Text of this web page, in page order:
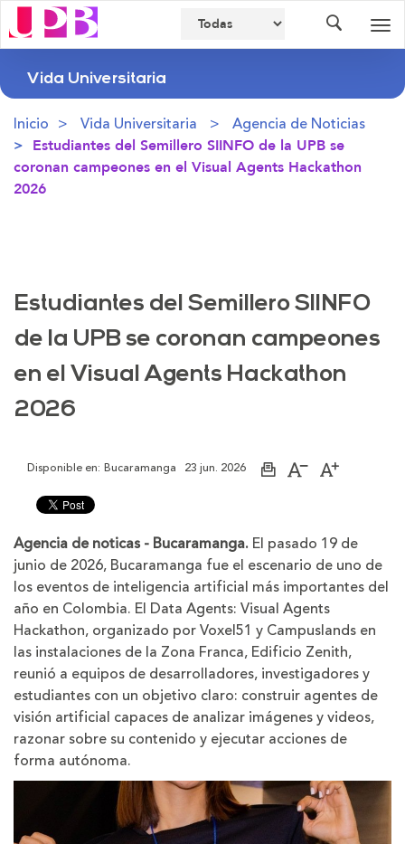
Vida Universitaria
Inicio Vida Universitaria Agencia de Noticias
Estudiantes del Semillero SIINFO de la UPB se
coronan campeones en el Visual Agents Hackathon
2026
Estudiantes del Semillero SIINFO
de la UPB se coronan campeones
en el Visual Agents Hackathon
2026
Disponible en: Bucaramanga 23 jun. 2026
ImprimirAumentar
letra
Disminuir
letra
Agencia de noticas - Bucaramanga. El pasado 19 de
junio de 2026, Bucaramanga fue el escenario de uno de
los eventos de inteligencia artificial más importantes del
año en Colombia. El Data Agents: Visual Agents
Hackathon, organizado por Voxel51 y Campuslands en
las instalaciones de la Zona Franca, Edificio Zenith,
reunió a equipos de desarrolladores, investigadores y
estudiantes con un objetivo claro: construir agentes de
visión artificial capaces de analizar imágenes y videos,
razonar sobre su contenido y ejecutar acciones de
forma autónoma.